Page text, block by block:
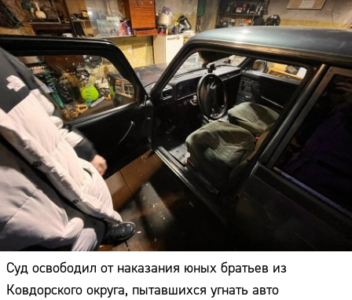
Суд освободил от наказания юных братьев из
Ковдорского округа, пытавшихся угнать авто